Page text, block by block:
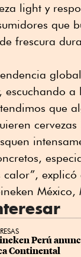
light y
que
frescura
escuchando a
que
calor”,
México,
Perú
Continental